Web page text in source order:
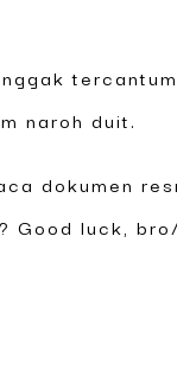
naroh duit.
dokumen
Good luck,